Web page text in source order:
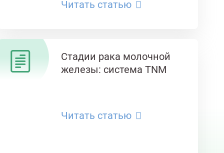
Читать статью
Стадии рака молочной
железы: система TNM
Читать статью